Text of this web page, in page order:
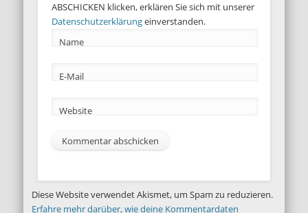
ABSCHICKEN klicken, erklären Sie sich mit unserer
Datenschutzerklärungeinverstanden.
Name
E-Mail
Website
Diese Website verwendet Akismet, um Spam zu reduzieren.
Erfahre mehr darüber, wie deine Kommentardaten